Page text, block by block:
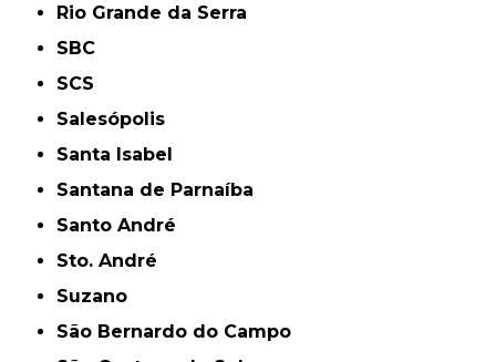
Rio Grande da Serra
SBC
SCS
Salesópolis
Santa Isabel
Santana de Parnaíba
Santo André
Sto. André
Suzano
São Bernardo do Campo